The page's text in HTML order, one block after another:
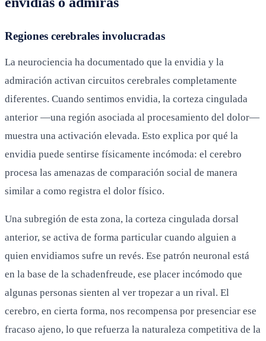
Regiones cerebrales involucradas
La neurociencia ha documentado que la envidia y la
admiración activan circuitos cerebrales completamente
diferentes. Cuando sentimos envidia, la corteza cingulada
anterior —una región asociada al procesamiento del dolor—
muestra una activación elevada. Esto explica por qué la
envidia puede sentirse físicamente incómoda: el cerebro
procesa las amenazas de comparación social de manera
similar a como registra el dolor físico.
Una subregión de esta zona, la corteza cingulada dorsal
anterior, se activa de forma particular cuando alguien a
quien envidiamos sufre un revés. Ese patrón neuronal está
en la base de la schadenfreude, ese placer incómodo que
algunas personas sienten al ver tropezar a un rival. El
cerebro, en cierta forma, nos recompensa por presenciar ese
fracaso ajeno, lo que refuerza la naturaleza competitiva de la